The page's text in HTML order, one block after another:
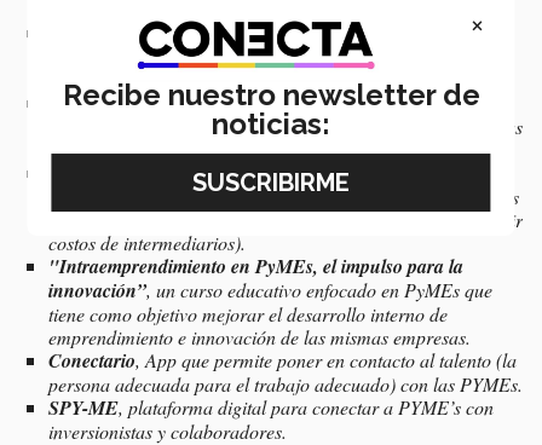
plataforma digital que funciona como el punto de
contacto entre consultores y PYMEs con problemas. La idea
es la uberización del proceso de consultoría.
Environergyes una solución al problema de desperdicio de
alimentos. Es un invernadero que busca eliminar las pérdidas
de calabacita por temperaturas extremas en cultivos.
plataforma digital para poner en contacto a
productores de productos agrícolas con consumidores finales
con la finalidad de optimizar la cadena de suministro (reducir
costos de intermediarios).
"Intraemprendimiento en PyMEs, el impulso para la
innovación”, un curso educativo enfocado en PyMEs que
tiene como objetivo mejorar el desarrollo interno de
emprendimiento e innovación de las mismas empresas.
Conectario, App que permite poner en contacto al talento (la
persona adecuada para el trabajo adecuado) con las PYMEs.
SPY-ME, plataforma digital para conectar a PYME’s con
inversionistas y colaboradores.
×
Recibe nuestro newsletter de
noticias: